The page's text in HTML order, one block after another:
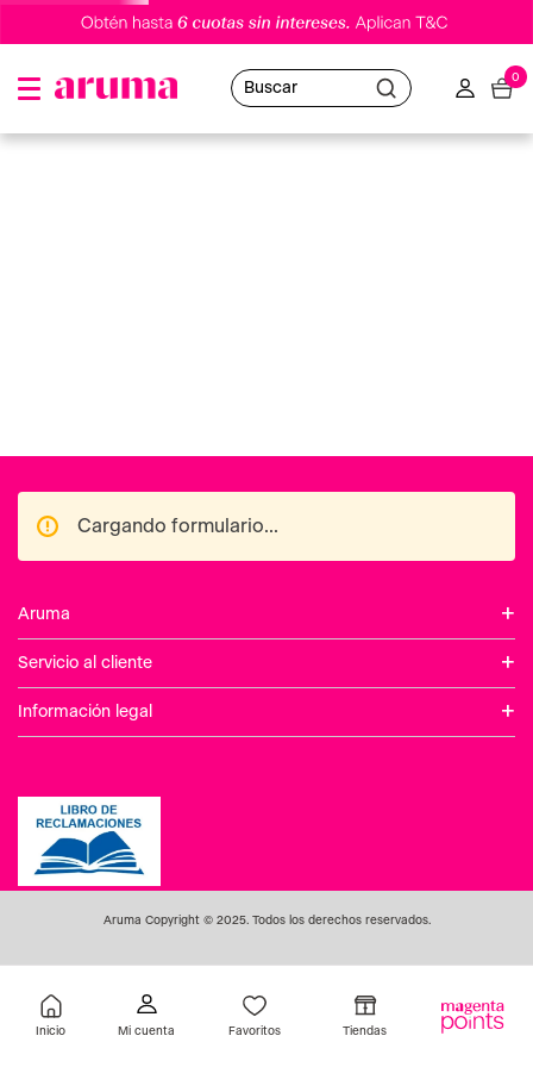
Buscar
0
Inicio Favoritos Tiendas
Cargando formulario...
Aruma +
Servicio al cliente +
Información legal +
Aruma Copyright © 2025. Todos los derechos reservados.